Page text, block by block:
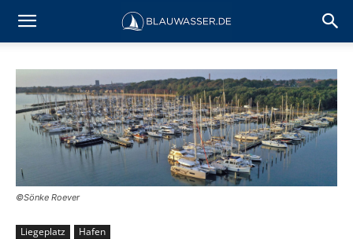
©Sönke Roever
Liegeplatz Hafen